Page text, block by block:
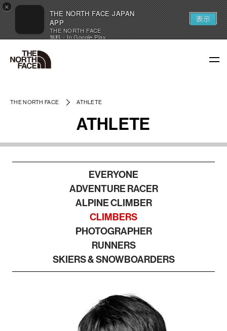
×
THE NORTH FACE JAPAN
APP
THE NORTH FACE
無料 - In Google Play
表示
THE NORTH FACE ATHLETE
ATHLETE
EVERYONE
ADVENTURE RACER
ALPINE CLIMBER
CLIMBERS
PHOTOGRAPHER
RUNNERS
SKIERS & SNOWBOARDERS